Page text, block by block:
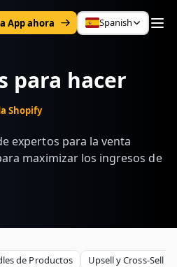
App ahora Spanish
para hacer
Shopify
expertos para la venta
maximizar los ingresos de
de Productos Upsell y Cross-Sell